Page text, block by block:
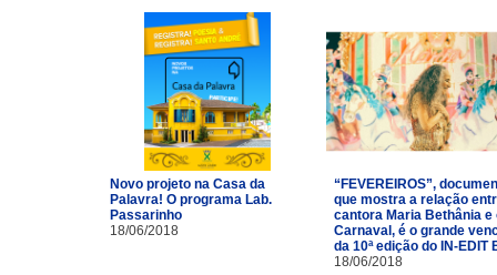
Novo projeto na Casa da
Palavra! O programa Lab.
Passarinho
18/06/2018
“FEVEREIROS”,
que mostra a relação
cantora Maria Bethânia e
Carnaval, é o grande
da 10ª edição do IN-EDIT
18/06/2018